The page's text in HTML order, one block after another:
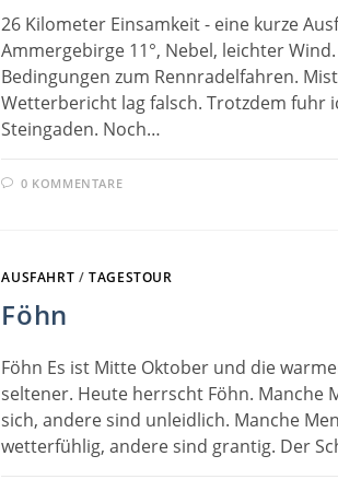
26 Kilometer Einsamkeit - eine kurze
Ammergebirge 11°, Nebel, leichter
Bedingungen zum Rennradelfahren.
Wetterbericht lag falsch. Trotzdem fuhr
Steingaden. Noch…
0 KOMMENTARE
AUSFAHRT /TAGESTOUR
Föhn
Föhn Es ist Mitte Oktober und die
seltener. Heute herrscht Föhn. Manche
sich, andere sind unleidlich. Manche
wetterfühlig, andere sind grantig. Der